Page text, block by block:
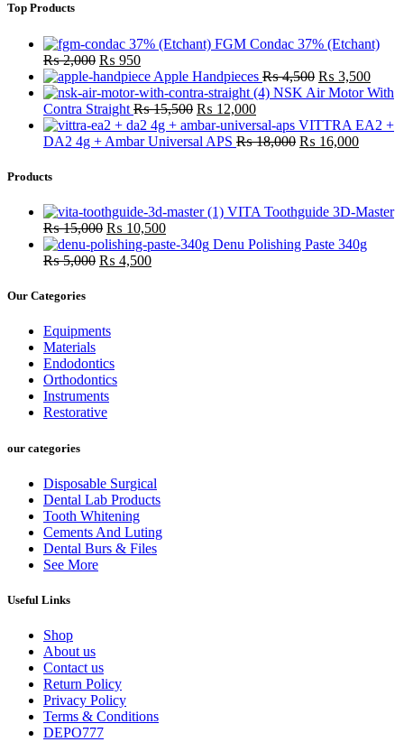
Top Products
FGM Condac 37% (Etchant)
₨2,000 ₨ 950
Apple Handpieces ₨4,500 ₨ 3,500
NSK Air Motor With
Contra Straight ₨15,500 ₨ 12,000
VITTRA EA2 +
DA2 4g + Ambar Universal APS ₨18,000 ₨ 16,000
Products
VITA Toothguide 3D-Master
₨15,000 ₨ 10,500
Denu Polishing Paste 340g
₨5,000 ₨ 4,500
Our Categories
Equipments
Materials
Endodontics
Orthodontics
Instruments
Restorative
our categories
Disposable Surgical
Dental Lab Products
Tooth Whitening
Cements And Luting
Dental Burs & Files
See More
Useful Links
Shop
About us
Contact us
Return Policy
Privacy Policy
Terms & Conditions
DEPO777